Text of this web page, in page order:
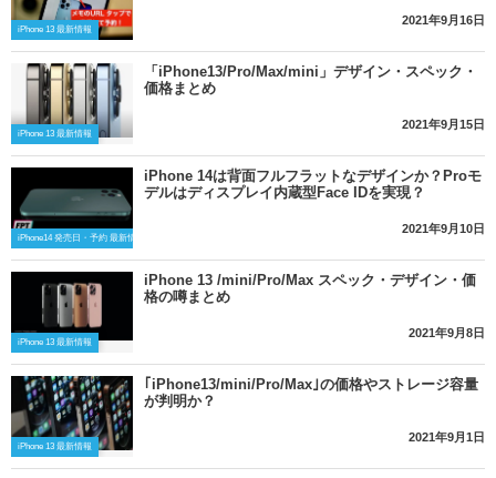
iPhone 13 最新情報
2021年9月16日
iPhone 13 最新情報
「iPhone13/Pro/Max/mini」デザイン・スペック・
価格まとめ
2021年9月15日
iPhone14 発売日・予約 最新情報
iPhone 14は背面フルフラットなデザインか？Proモ
デルはディスプレイ内蔵型Face IDを実現？
2021年9月10日
iPhone 13 最新情報
iPhone 13 /mini/Pro/Max スペック・デザイン・価
格の噂まとめ
2021年9月8日
iPhone 13 最新情報
｢iPhone13/mini/Pro/Max｣の価格やストレージ容量
が判明か？
2021年9月1日